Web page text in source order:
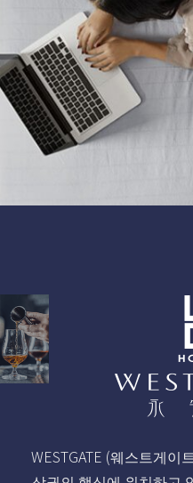
WESTGATE (웨스트게이